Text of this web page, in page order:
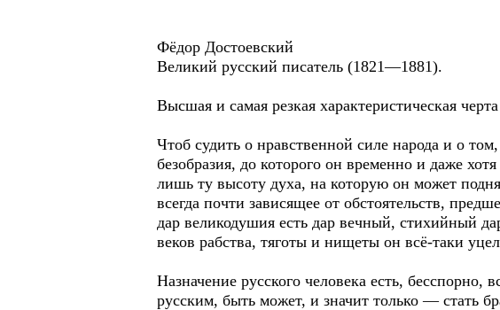
Фёдор Достоевский
Великий русский писатель (1821—1881).
Высшая и самая резкая характеристическая
Чтоб судить о нравственной силе народа и о
безобразия, до которого он временно и даже
лишь ту высоту духа, на которую он может
всегда почти зависящее от обстоятельств,
дар великодушия есть дар вечный, стихийный
веков рабства, тяготы и нищеты он всё-таки
Назначение русского человека есть,
русским, быть может, и значит только — стать